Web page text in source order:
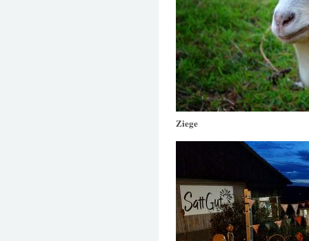
Ziege